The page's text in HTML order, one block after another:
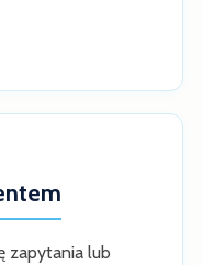
zapytania lub